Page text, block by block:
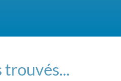
trouvés...